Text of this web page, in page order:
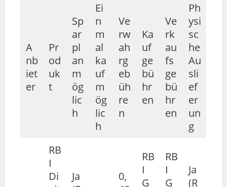
A
nb
iet
er
Pr
od
uk
t
Sp
ar
pl
an
m
ög
lic
h
Ei
n
m
al
ka
uf
m
ög
lic
h
Ve
rw
ah
rg
eb
üh
re
n
Ka
uf
ge
bü
hr
en
Ve
rk
au
fs
ge
bü
hr
en
Ph
ysi
sc
he
Au
sli
ef
er
un
g
RB
I
Di
Ja
0,
RB
I
G
RB
I
G
Ja
(R